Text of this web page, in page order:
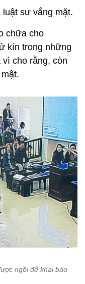
sư vắng mặt.
chữa cho
kín trong những
cho rằng, còn
ngồi để khai báo